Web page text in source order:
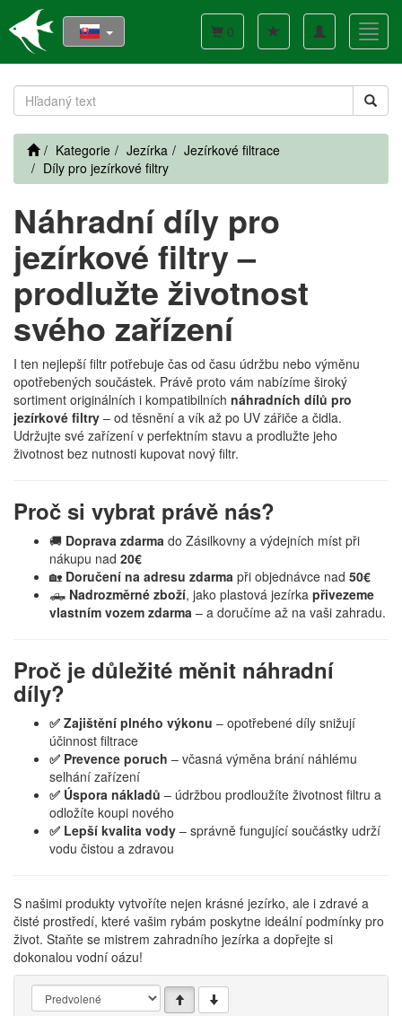
Toggle
navigation
0
Kategorie Jezírka
Jezírkové filtrace
Díly pro jezírkové filtry
Náhradní díly pro
jezírkové filtry –
prodlužte životnost
svého zařízení
I ten nejlepší filtr potřebuje čas od času údržbu nebo výměnu
opotřebených součástek. Právě proto vám nabízíme široký
sortiment originálních i kompatibilních náhradních dílů pro
jezírkové filtry – od těsnění a vík až po UV zářiče a čidla.
Udržujte své zařízení v perfektním stavu a prodlužte jeho
životnost bez nutnosti kupovat nový filtr.
Proč si vybrat právě nás?
🚚 Doprava zdarma do Zásilkovny a výdejních míst při
nákupu nad 20€
🏡 Doručení na adresu zdarma při objednávce nad 50€
🛻 Nadrozměrné zboží, jako plastová jezírka přivezeme
vlastním vozem zdarma – a doručíme až na vaši zahradu.
Proč je důležité měnit náhradní
díly?
✅ Zajištění plného výkonu – opotřebené díly snižují
účinnost filtrace
✅ Prevence poruch – včasná výměna brání náhlému
selhání zařízení
✅ Úspora nákladů – údržbou prodloužíte životnost filtru a
odložíte koupi nového
✅ Lepší kvalita vody – správně fungující součástky udrží
vodu čistou a zdravou
S našimi produkty vytvoříte nejen krásné jezírko, ale i zdravé a
čisté prostředí, které vašim rybám poskytne ideální podmínky pro
život. Staňte se mistrem zahradního jezírka a dopřejte si
dokonalou vodní oázu!